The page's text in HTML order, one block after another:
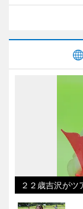
２２歳吉沢が